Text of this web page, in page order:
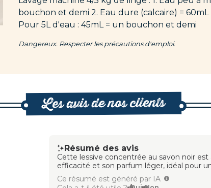
bouchon et demi 2. Eau dure (calcaire) =
Pour 5L d'eau : 45mL = un bouchon et demi
Dangereux. Respecter les précautions d'emploi.
Les avis de nos clients
Résumé des avis
Cette lessive concentrée au savon noir
efficacité et son parfum léger, idéal pour
Ce résumé est généré par IA